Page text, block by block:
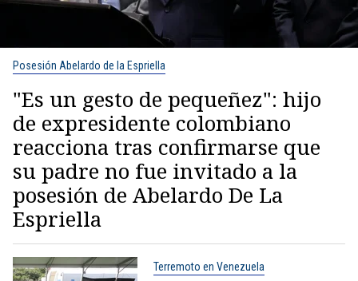
Posesión Abelardo de la Espriella
"Es un gesto de pequeñez": hijo
de expresidente colombiano
reacciona tras confirmarse que
su padre no fue invitado a la
posesión de Abelardo De La
Espriella
Terremoto en Venezuela